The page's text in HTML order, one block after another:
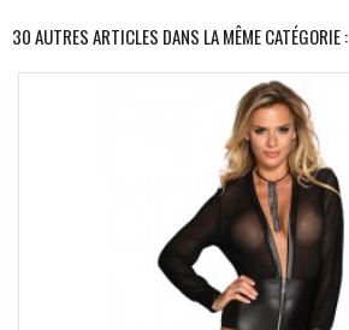
30 AUTRES ARTICLES DANS LA MÊME CATÉGORIE :